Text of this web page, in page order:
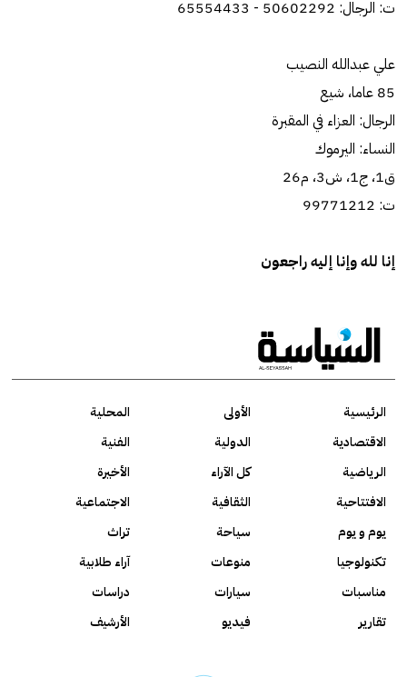
ت: الرجال: 50602292 - 65554433
علي عبدالله النصيب
85 عاما، شيع
الرجال: العزاء في المقبرة
النساء: اليرموك
ق1، ج1، ش3، م26
ت: 99771212
إنا لله وإنا إليه راجعون
الرئيسية الأولى
المحلية
الاقتصادية
الدولية
الفنية
الرياضية
كل الآراء
الأخيرة
الافتتاحية
الثقافية
الاجتماعية
يوم و يوم
سياحة
تراث
تكنولوجيا
منوعات
آراء طلابية
مناسبات
سيارات
دراسات
تقارير
فيديو الأرشيف